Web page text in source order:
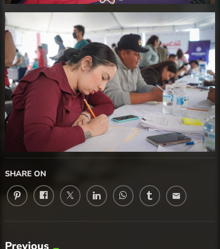
SHARE ON
email